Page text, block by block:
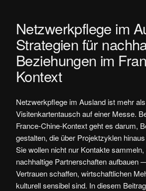
Netzwerkpflege im
Strategien für
Beziehungen im
Kontext
Netzwerkpflege im Ausland ist mehr als
Visitenkartentausch auf einer Messe.
France-Chine-Kontext geht es darum,
gestalten, die über Projektzyklen
Sie wollen nicht nur Kontakte
nachhaltige Partnerschaften aufbauen
Vertrauen schaffen, wirtschaftlichen
kulturell sensibel sind. In diesem